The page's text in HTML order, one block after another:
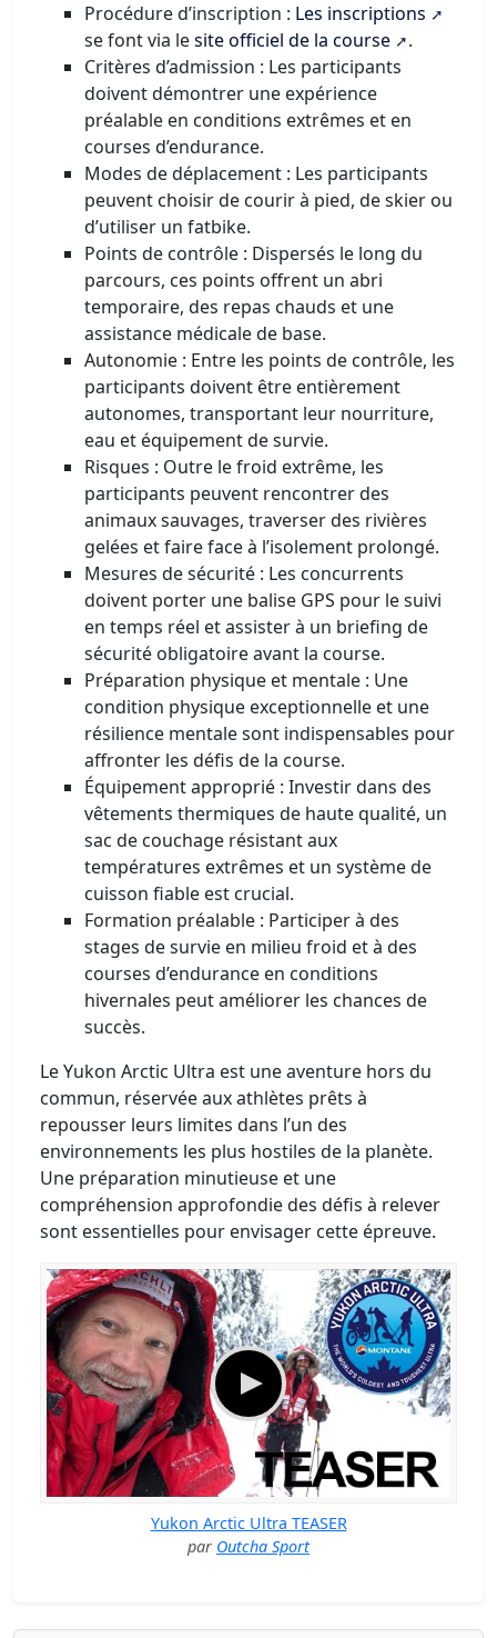
Procédure d’inscription : Les inscriptions
se font via lesite officiel de la course
.
Critères d’admission : Les participants
doivent démontrer une expérience
préalable en conditions extrêmes et en
courses d’endurance.
Modes de déplacement : Les participants
peuvent choisir de courir à pied, de skier ou
d’utiliser un fatbike.
Points de contrôle : Dispersés le long du
parcours, ces points offrent un abri
temporaire, des repas chauds et une
assistance médicale de base.
Autonomie : Entre les points de contrôle, les
participants doivent être entièrement
autonomes, transportant leur nourriture,
eau et équipement de survie.
Risques : Outre le froid extrême, les
participants peuvent rencontrer des
animaux sauvages, traverser des rivières
gelées et faire face à l’isolement prolongé.
Mesures de sécurité : Les concurrents
doivent porter une balise GPS pour le suivi
en temps réel et assister à un briefing de
sécurité obligatoire avant la course.
Préparation physique et mentale : Une
condition physique exceptionnelle et une
résilience mentale sont indispensables pour
affronter les défis de la course.
Équipement approprié : Investir dans des
vêtements thermiques de haute qualité, un
sac de couchage résistant aux
températures extrêmes et un système de
cuisson fiable est crucial.​
Formation préalable : Participer à des
stages de survie en milieu froid et à des
courses d’endurance en conditions
hivernales peut améliorer les chances de
succès.
Le Yukon Arctic Ultra est une aventure hors du
commun, réservée aux athlètes prêts à
repousser leurs limites dans l’un des
environnements les plus hostiles de la planète.
Une préparation minutieuse et une
compréhension approfondie des défis à relever
sont essentielles pour envisager cette épreuve.
Yukon Arctic Ultra TEASER
par Outcha Sport